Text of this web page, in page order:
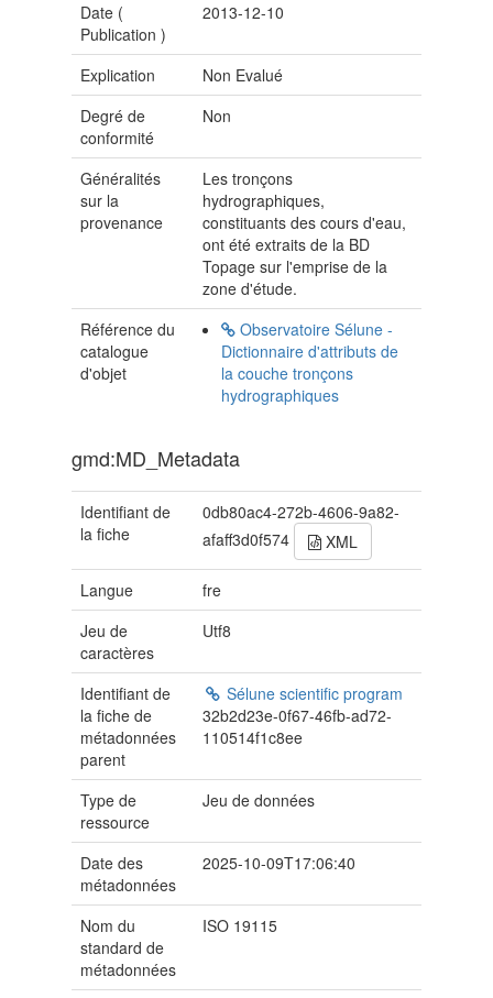
Date (
Publication )
2013-12-10
Explication
Non Evalué
Degré de
conformité
Non
Généralités
sur la
provenance
Les tronçons
hydrographiques,
constituants des cours d'eau,
ont été extraits de la BD
Topage sur l'emprise de la
zone d'étude.
Référence du
catalogue
d'objet
Observatoire Sélune -
Dictionnaire d'attributs de
la couche tronçons
hydrographiques
gmd:MD_Metadata
Identifiant de
la fiche
0db80ac4-272b-4606-9a82-
afaff3d0f574
XML
Langue
fre
Jeu de
caractères
Utf8
Identifiant de
la fiche de
métadonnées
parent
Sélune scientific program
32b2d23e-0f67-46fb-ad72-
110514f1c8ee
Type de
ressource
Jeu de données
Date des
métadonnées
2025-10-09T17:06:40
Nom du
standard de
métadonnées
ISO 19115